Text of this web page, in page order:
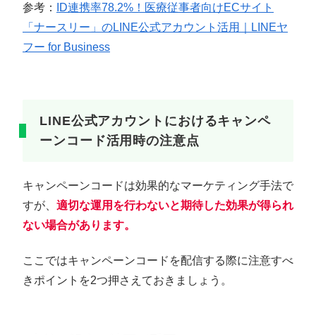
参考：
ID連携率78.2%！医療従事者向けECサイト
「ナースリー」のLINE公式アカウント活用｜LINEヤ
フー for Business
LINE公式アカウントにおけるキャンペ
ーンコード活用時の注意点
キャンペーンコードは効果的なマーケティング手法で
すが、 適切な運用を行わないと期待した効果が得られ
ない場合があります。
ここではキャンペーンコードを配信する際に注意すべ
きポイントを2つ押さえておきましょう。